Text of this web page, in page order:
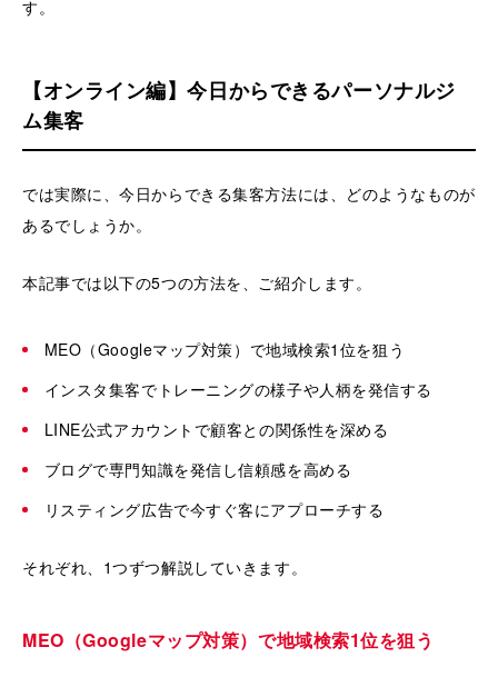
す。
【オンライン編】今日からできるパーソナルジ
ム集客
では実際に、今日からできる集客方法には、どのようなものが
あるでしょうか。
本記事では以下の5つの方法を、ご紹介します。
MEO（Googleマップ対策）で地域検索1位を狙う
インスタ集客でトレーニングの様子や人柄を発信する
LINE公式アカウントで顧客との関係性を深める
ブログで専門知識を発信し信頼感を高める
リスティング広告で今すぐ客にアプローチする
それぞれ、1つずつ解説していきます。
MEO（Googleマップ対策）で地域検索1位を狙う